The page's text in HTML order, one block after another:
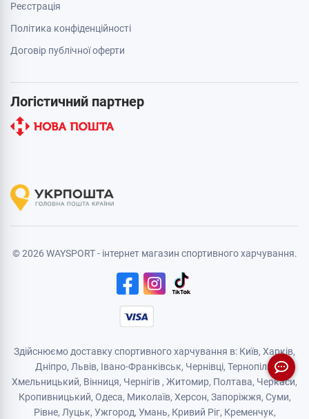
Реєстрація
Політика конфіденційності
Договір публічної оферти
Логістичний партнер
© 2026 WAYSPORT - інтернет магазин спортивного харчування.
Здійснюємо доставку спортивного харчування в: Київ, Харків,
Дніпро, Львів, Івано-Франківськ, Чернівці, Тернопіль
Хмельницький, Вінниця, Чернігів , Житомир, Полтава, Черкаси,
Кропивницький, Одеса, Миколаїв, Херсон, Запоріжжя, Суми,
Рівне, Луцьк, Ужгород, Умань, Кривий Ріг, Кременчук,